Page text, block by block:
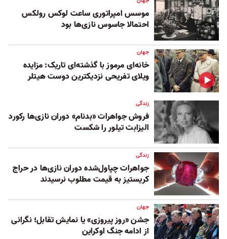
موسس امپراتوری ساعت لوکس رولکس
احتمالا جاسوس نازی‌ها بود
جهان
خانه‌ای مرموز با گذشته‌ای تاریک: مزایده
ویلای تفریحی نزدیکترین دوست هیتلر
زندگی
فروش جواهرات «بدنام» دوران نازی‌ها رکورد
الیزابت تیلور را شکست
زندگی
جواهرات چپاول‌شده دوران نازی‌‌ها در حراج
کریستیز به قیمت مطلوب نرسیدند
جهان
جشن «روز پیروزی» یا نمایش تقابل؛ نگرانی
از ادامه جنگ اوکراین